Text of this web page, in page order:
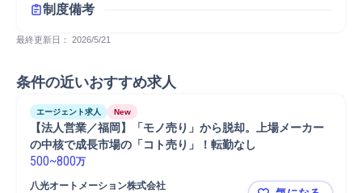
制度備考
最終更新日： 2026/5/21
条件の近いおすすめ求人
エージェント求人 New
【法人営業／福岡】「モノ売り」から脱却。上場メーカー
の中核で成長市場の「コト売り」！転勤なし
500~800万
八光オートメーション株式会社